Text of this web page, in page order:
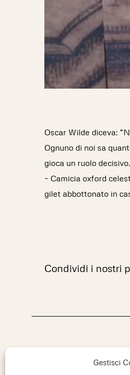
Gestisci
Oscar Wilde diceva:
Ognuno di noi sa
gioca un ruolo decisivo.
– Camicia oxford
gilet abbottonato in
Condividi i nostri